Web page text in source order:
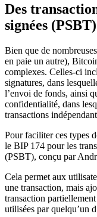
Des
signées (PSBT)
Bien que de
en paie un autre),
complexes. Celles-ci
signatures, dans
l’envoi de fonds, ainsi
confidentialité, dans
transactions
Pour faciliter ces types
le BIP 174 pour les
(PSBT), conçu par
Cela permet aux
une transaction, mais
transaction
utilisées par quelqu’un